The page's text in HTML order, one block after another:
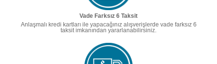
Vade Farksız 6 Taksit
Anlaşmalı kredi kartları ile yapacağınız alışverişlerde vade farksız 6
taksit imkanından yararlanabilirsiniz.